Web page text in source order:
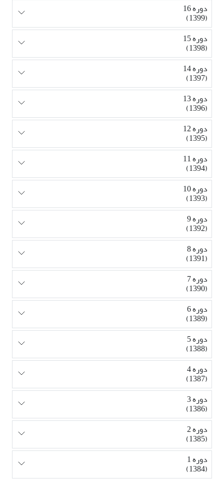
دوره 16
(1399)
دوره 15
(1398)
دوره 14
(1397)
دوره 13
(1396)
دوره 12
(1395)
دوره 11
(1394)
دوره 10
(1393)
دوره 9
(1392)
دوره 8
(1391)
دوره 7
(1390)
دوره 6
(1389)
دوره 5
(1388)
دوره 4
(1387)
دوره 3
(1386)
دوره 2
(1385)
دوره 1
(1384)